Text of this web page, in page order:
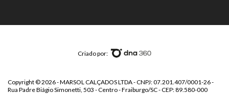
Criado por:
Copyright © 2026 - MARSOL CALÇADOS LTDA - CNPJ: 07.201.407/0001-26 -
Rua Padre Biágio Simonetti, 503 - Centro - Fraiburgo/SC - CEP: 89.580-000